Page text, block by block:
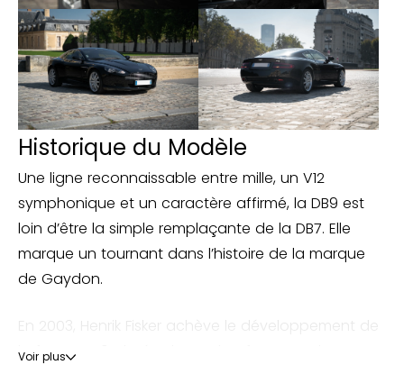
Historique du Modèle
Une ligne reconnaissable entre mille, un V12
symphonique et un caractère affirmé, la DB9 est
loin d’être la simple remplaçante de la DB7. Elle
marque un tournant dans l’histoire de la marque
de Gaydon.
En 2003, Henrik Fisker achève le développement de
la future DB9, dotée d’une plateforme et d’une
Voir plus